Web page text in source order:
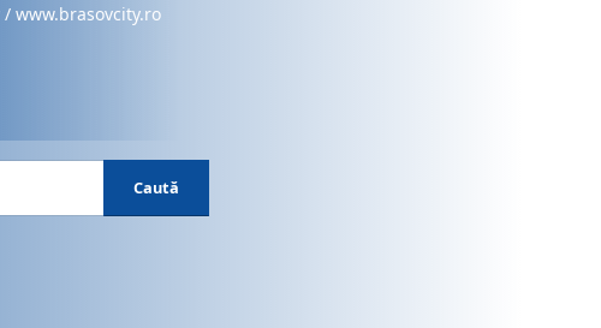
www.brasovcity.ro
Caută